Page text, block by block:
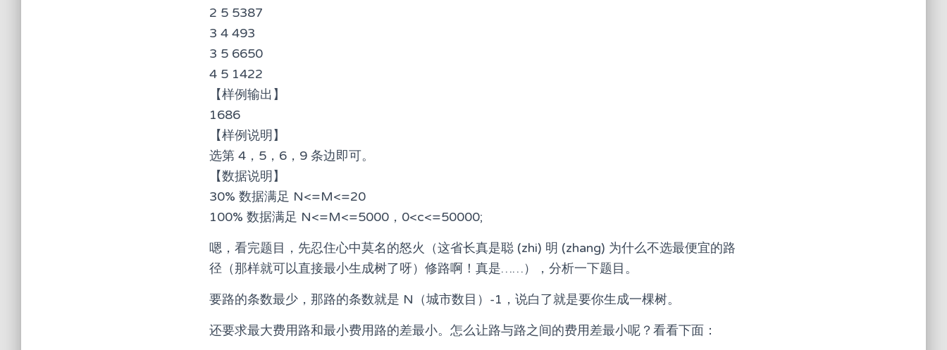
2 5 5387
3 4 493
3 5 6650
4 5 1422
【样例输出】
1686
【样例说明】
选第 4，5，6，9 条边即可。
【数据说明】
30% 数据满足 N<=M<=20
100% 数据满足 N<=M<=5000，0<c<=50000;
嗯，看完题目，先忍住心中莫名的怒火（这省长真是聪 (zhi) 明 (zhang) 为什么不选最便宜的路
径（那样就可以直接最小生成树了呀）修路啊！真是……），分析一下题目。
要路的条数最少，那路的条数就是 N（城市数目）-1，说白了就是要你生成一棵树。
还要求最大费用路和最小费用路的差最小。怎么让路与路之间的费用差最小呢？看看下面：